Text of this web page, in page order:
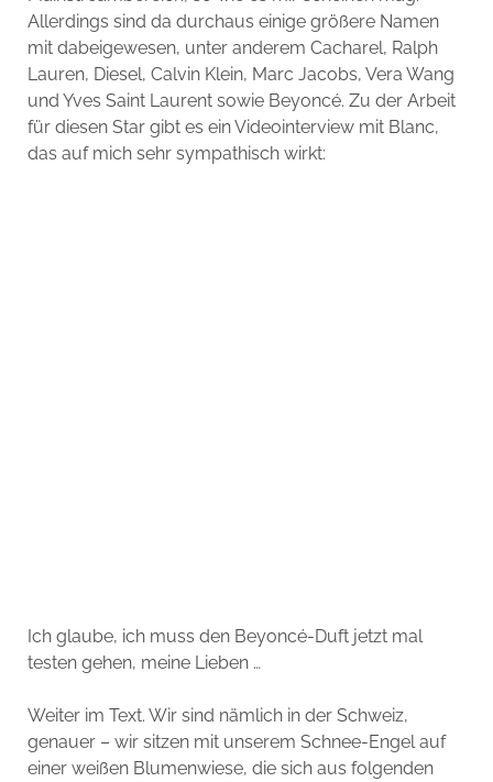
Allerdings sind da durchaus einige größere Namen
mit dabeigewesen, unter anderem Cacharel, Ralph
Lauren, Diesel, Calvin Klein, Marc Jacobs, Vera Wang
und Yves Saint Laurent sowie Beyoncé. Zu der Arbeit
für diesen Star gibt es ein Videointerview mit Blanc,
das auf mich sehr sympathisch wirkt:
Ich glaube, ich muss den Beyoncé-Duft jetzt mal
testen gehen, meine Lieben …
Weiter im Text. Wir sind nämlich in der Schweiz,
genauer – wir sitzen mit unserem Schnee-Engel auf
einer weißen Blumenwiese, die sich aus folgenden